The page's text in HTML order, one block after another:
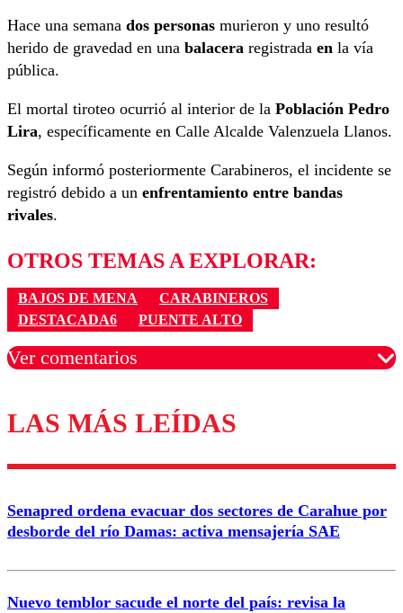
Hace una semana dos personas murieron y uno resultó
herido de gravedad en una balacera registrada en la vía
pública.
El mortal tiroteo ocurrió al interior de la Población Pedro
Lira, específicamente en Calle Alcalde Valenzuela Llanos.
Según informó posteriormente Carabineros, el incidente se
registró debido a un enfrentamiento entre bandas
rivales.
OTROS TEMAS A EXPLORAR:
BAJOS DE MENA
CARABINEROS
DESTACADA6
PUENTE ALTO
Ver comentarios
Los comentarios son moderados para garantizar un
diálogo respetuoso.
Nombre
Correo
LAS MÁS LEÍDAS
Senapred ordena evacuar dos sectores de Carahue por
desborde del río Damas: activa mensajería SAE
Nuevo temblor sacude el norte del país: revisa la